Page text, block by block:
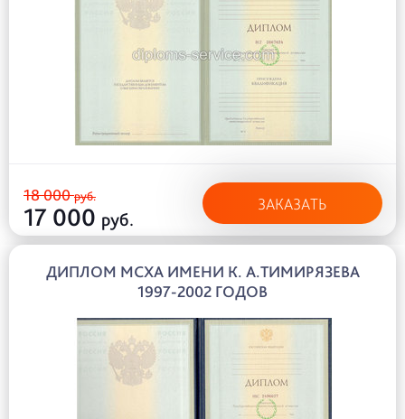
18 000руб.
17 000 руб.
ЗАКАЗАТЬ
ДИПЛОМ МСХА ИМЕНИ К. А.ТИМИРЯЗЕВА
1997-2002 ГОДОВ